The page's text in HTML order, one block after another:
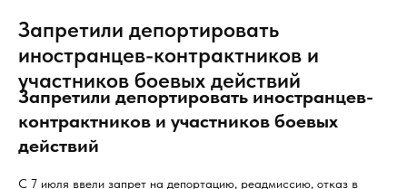
Запретили депортировать
иностранцев-контрактников и
участников боевых действий
Запретили депортировать иностранцев-
контрактников и участников боевых
действий
С 7 июля ввели запрет на депортацию, реадмиссию, отказ в